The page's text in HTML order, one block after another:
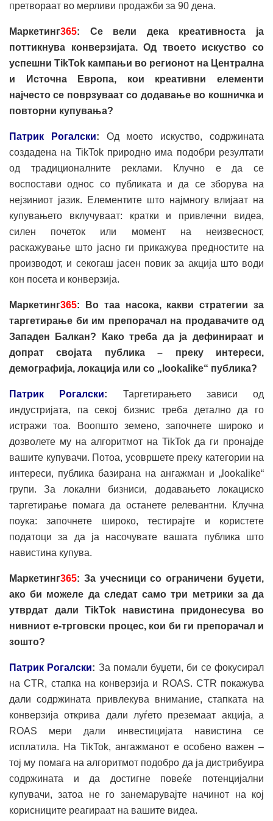
претвораат во мерливи продажби за 90 дена.
Маркетинг365: Се вели дека креативноста ја
поттикнува конверзијата. Од твоето искуство со
успешни TikTok кампањи во регионот на Централна
и Источна Европа, кои креативни елементи
најчесто се поврзуваат со додавање во кошничка и
повторни купувања?
Патрик Рогалски: Од моето искуство, содржината
создадена на TikTok природно има подобри резултати
од традиционалните реклами. Клучно е да се
воспостави однос со публиката и да се зборува на
нејзиниот јазик. Елементите што најмногу влијаат на
купувањето вклучуваат: кратки и привлечни видеа,
силен почеток или момент на неизвесност,
раскажување што јасно ги прикажува предностите на
производот, и секогаш јасен повик за акција што води
кон посета и конверзија.
Маркетинг365: Во таа насока, какви стратегии за
таргетирање би им препорачал на продавачите од
Западен Балкан? Како треба да ја дефинираат и
допрат својата публика – преку интереси,
демографија, локација или со „lookalike“ публика?
Патрик Рогалски: Таргетирањето зависи од
индустријата, па секој бизнис треба детално да го
истражи тоа. Воопшто земено, започнете широко и
дозволете му на алгоритмот на TikTok да ги пронајде
вашите купувачи. Потоа, усовршете преку категории на
интереси, публика базирана на ангажман и „lookalike“
групи. За локални бизниси, додавањето локациско
таргетирање помага да останете релевантни. Клучна
поука: започнете широко, тестирајте и користете
податоци за да ја насочувате вашата публика што
навистина купува.
Маркетинг365: За учесници со ограничени буџети,
ако би можеле да следат само три метрики за да
утврдат дали TikTok навистина придонесува во
нивниот е-трговски процес, кои би ги препорачал и
зошто?
Патрик Рогалски: За помали буџети, би се фокусирал
на CTR, стапка на конверзија и ROAS. CTR покажува
дали содржината привлекува внимание, стапката на
конверзија открива дали луѓето преземаат акција, а
ROAS мери дали инвестицијата навистина се
исплатила. На TikTok, ангажманот е особено важен –
тој му помага на алгоритмот подобро да ја дистрибуира
содржината и да достигне повеќе потенцијални
купувачи, затоа не го занемарувајте начинот на кој
корисниците реагираат на вашите видеа.